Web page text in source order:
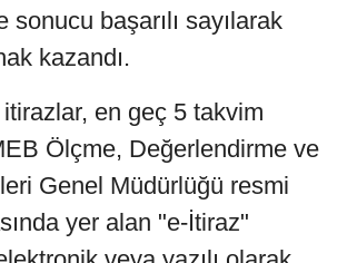
sonucu başarılı sayılarak
kazandı.
en geç 5 takvim
Ölçme, Değerlendirme ve
Genel Müdürlüğü resmi
yer alan "e-İtiraz"